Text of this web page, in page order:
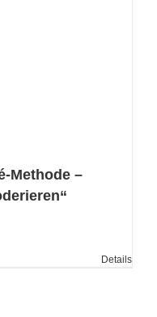
Methode –
Details